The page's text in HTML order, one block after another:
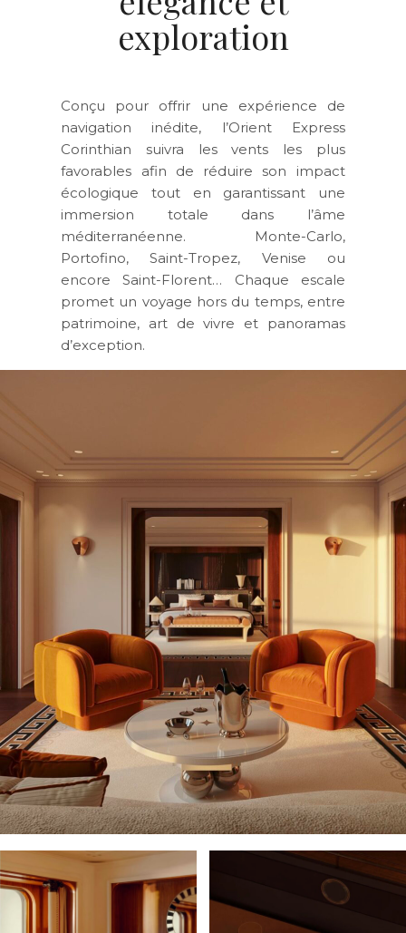
exploration
Conçu pour offrir une expérience de
navigation inédite, l’Orient Express
Corinthian suivra les vents les plus
favorables afin de réduire son impact
écologique tout en garantissant une
immersion totale dans l’âme
méditerranéenne. Monte-Carlo,
Portofino, Saint-Tropez, Venise ou
encore Saint-Florent… Chaque escale
promet un voyage hors du temps, entre
patrimoine, art de vivre et panoramas
d’exception.